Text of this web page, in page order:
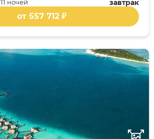
завтрак
11 ночей
от 557 712 ₽